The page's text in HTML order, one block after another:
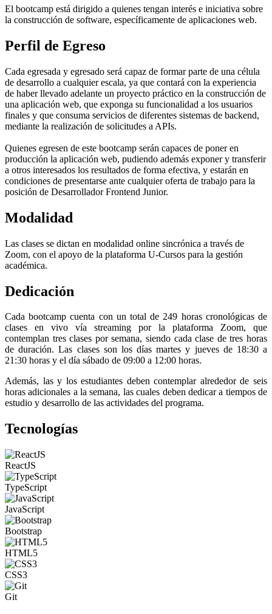
El bootcamp está dirigido a quienes tengan interés e iniciativa sobre
la construcción de software, específicamente de aplicaciones web.
Perfil de Egreso
Cada egresada y egresado será capaz de formar parte de una célula
de desarrollo a cualquier escala, ya que contará con la experiencia
de haber llevado adelante un proyecto práctico en la construcción de
una aplicación web, que exponga su funcionalidad a los usuarios
finales y que consuma servicios de diferentes sistemas de backend,
mediante la realización de solicitudes a APIs.
Quienes egresen de este bootcamp serán capaces de poner en
producción la aplicación web, pudiendo además exponer y transferir
a otros interesados los resultados de forma efectiva, y estarán en
condiciones de presentarse ante cualquier oferta de trabajo para la
posición de Desarrollador Frontend Junior.
Modalidad
Las clases se dictan en modalidad online sincrónica a través de
Zoom, con el apoyo de la plataforma U-Cursos para la gestión
académica.
Dedicación
Cada bootcamp cuenta con un total de 249 horas cronológicas de
clases en vivo vía streaming por la plataforma Zoom, que
contemplan tres clases por semana, siendo cada clase de tres horas
de duración. Las clases son los días martes y jueves de 18:30 a
21:30 horas y el día sábado de 09:00 a 12:00 horas.
Además, las y los estudiantes deben contemplar alrededor de seis
horas adicionales a la semana, las cuales deben dedicar a tiempos de
estudio y desarrollo de las actividades del programa.
Tecnologías
ReactJS
TypeScript
JavaScript
Bootstrap
HTML5
CSS3
Git